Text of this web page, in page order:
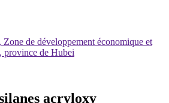
de développement économique et
province de Hubei
acryloxy